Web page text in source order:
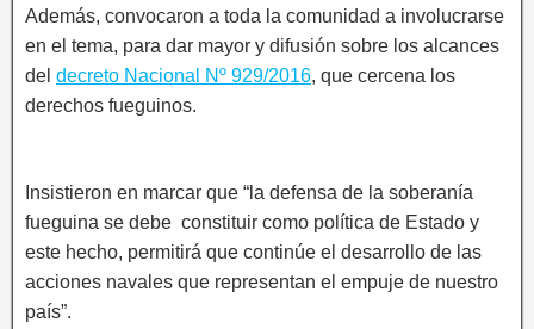
Además, convocaron a toda la comunidad a involucrarse
en el tema, para dar mayor y difusión sobre los alcances
del decreto Nacional Nº 929/2016, que cercena los
derechos fueguinos.
Insistieron en marcar que “la defensa de la soberanía
fueguina se debe constituir como política de Estado y
este hecho, permitirá que continúe el desarrollo de las
acciones navales que representan el empuje de nuestro
país”.